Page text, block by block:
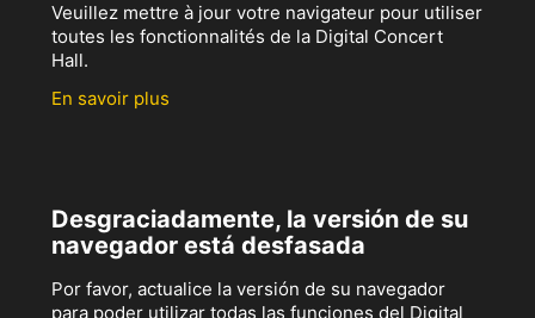
Veuillez mettre à jour votre navigateur pour utiliser
toutes les fonctionnalités de la Digital Concert
Hall.
En savoir plus
Desgraciadamente, la versión de su
navegador está desfasada
Por favor, actualice la versión de su navegador
para poder utilizar todas las funciones del Digital